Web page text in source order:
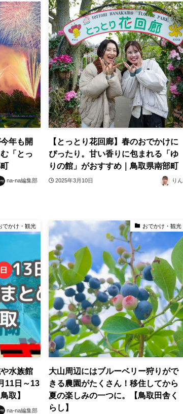
年も開
「とっ
na-na編集部
【とっとり花回廊】春のおでかけに
ぴったり。甘い香りに包まれる「ゆ
りの館」がおすすめ｜鳥取県南部町
2025年3月10日 りん
でかけ・観光
水族館
11日～13
取】
na-na編集部
おでかけ・観光
大山周辺にはブルーベリー狩りがで
きる農園がたくさん！移住してから
夏の楽しみの一つに。【鳥取田舎く
らし】